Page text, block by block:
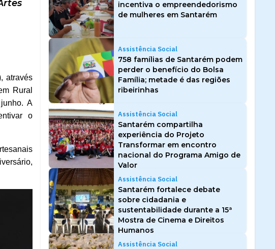
através
Rural
A
o
incentiva o empreendedorismo
de mulheres em Santarém
Assistência Social
758 famílias de Santarém podem
perder o benefício do Bolsa
Família; metade é das regiões
ribeirinhas
Assistência Social
Santarém compartilha
experiência do Projeto
Transformar em encontro
nacional do Programa Amigo de
Valor
Assistência Social
Santarém fortalece debate
sobre cidadania e
sustentabilidade durante a 15ª
Mostra de Cinema e Direitos
Humanos
Assistência Social